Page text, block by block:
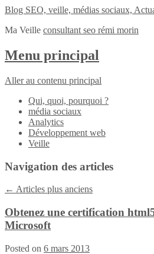
Blog SEO, veille, médias sociaux,
Ma Veille consultant seo rémi morin
Menu principal
Aller au contenu principal
Qui, quoi, pourquoi ?
média sociaux
Analytics
Développement web
Veille
Navigation des articles
← Articles plus anciens
Obtenez une certification
Microsoft
Posted on 6 mars 2013